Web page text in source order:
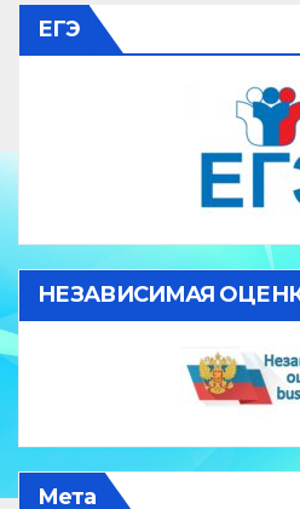
ЕГЭ
НЕЗАВИСИМАЯ
Мета